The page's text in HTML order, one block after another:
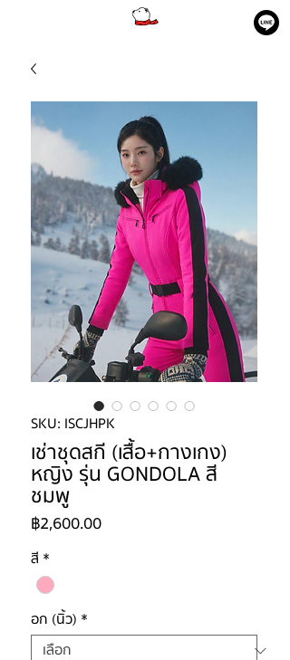
SKU: ISCJHPK
เช่าชุดสกี (เสื้อ+กางเกง)
หญิง รุ่น GONDOLA สี
ชมพู
฿2,600.00ราคา
สี *
อก (นิ้ว) *